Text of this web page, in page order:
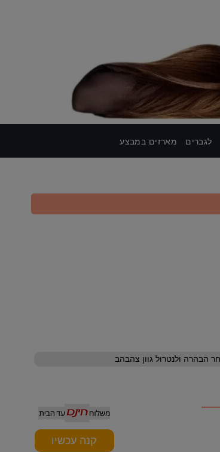
לגברים מארזים במבצע